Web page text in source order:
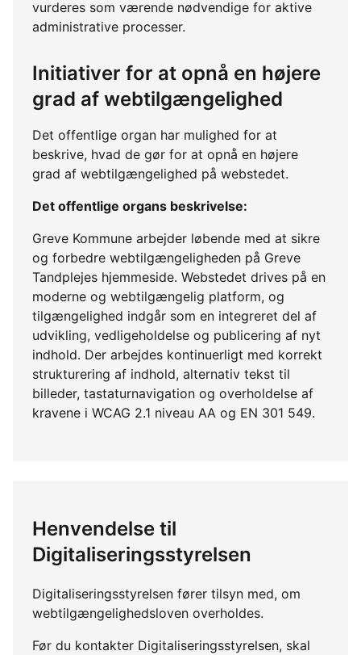
vurderes som værende nødvendige for aktive
administrative processer.
Initiativer for at opnå en højere
grad af webtilgængelighed
Det offentlige organ har mulighed for at
beskrive, hvad de gør for at opnå en højere
grad af webtilgængelighed på webstedet.
Det offentlige organs beskrivelse:
Greve Kommune arbejder løbende med at sikre
og forbedre webtilgængeligheden på Greve
Tandplejes hjemmeside. Webstedet drives på en
moderne og webtilgængelig platform, og
tilgængelighed indgår som en integreret del af
udvikling, vedligeholdelse og publicering af nyt
indhold. Der arbejdes kontinuerligt med korrekt
strukturering af indhold, alternativ tekst til
billeder, tastaturnavigation og overholdelse af
kravene i WCAG 2.1 niveau AA og EN 301 549.
Henvendelse til
Digitaliseringsstyrelsen
Digitaliseringsstyrelsen fører tilsyn med, om
webtilgængelighedsloven overholdes.
Før du kontakter Digitaliseringsstyrelsen, skal